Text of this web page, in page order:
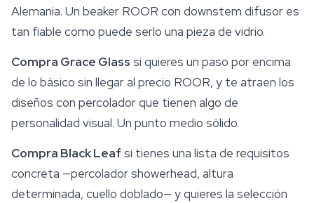
Alemania. Un beaker ROOR con downstem difusor es
tan fiable como puede serlo una pieza de vidrio.
Compra Grace Glass si quieres un paso por encima
de lo básico sin llegar al precio ROOR, y te atraen los
diseños con percolador que tienen algo de
personalidad visual. Un punto medio sólido.
Compra Black Leaf si tienes una lista de requisitos
concreta —percolador showerhead, altura
determinada, cuello doblado— y quieres la selección